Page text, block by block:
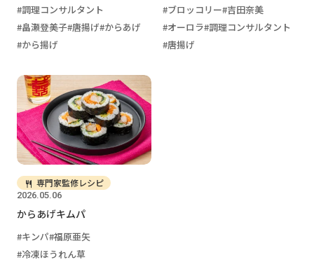
調理コンサルタント
畠瀬登美子 唐揚げ からあげ
から揚げ
ブロッコリー 吉田奈美
オーロラ 調理コンサルタント
唐揚げ
2026.05.06
専門家監修レシピ
からあげキムパ
キンパ 福原亜矢
冷凍ほうれん草